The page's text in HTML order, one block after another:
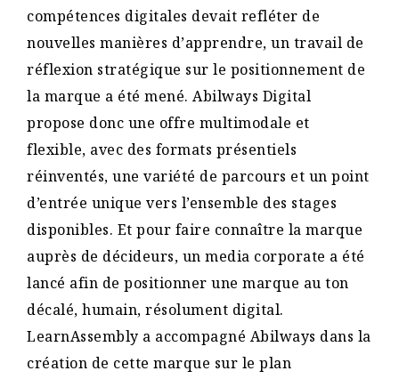
compétences digitales devait refléter de
nouvelles manières d’apprendre, un travail de
réflexion stratégique sur le positionnement de
la marque a été mené. Abilways Digital
propose donc une offre multimodale et
flexible, avec des formats présentiels
réinventés, une variété de parcours et un point
d’entrée unique vers l’ensemble des stages
disponibles. Et pour faire connaître la marque
auprès de décideurs, un media corporate a été
lancé afin de positionner une marque au ton
décalé, humain, résolument digital.
LearnAssembly a accompagné Abilways dans la
création de cette marque sur le plan